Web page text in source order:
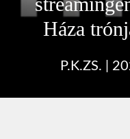
Háza
P.K.ZS.